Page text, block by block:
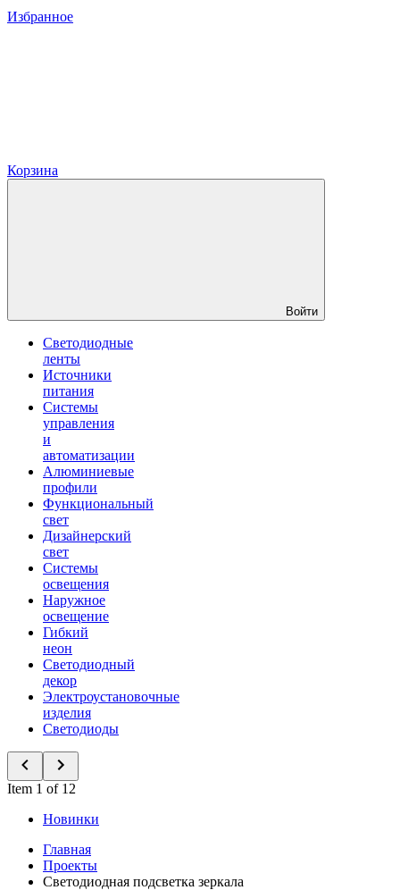
Избранное
Корзина
Войти
Светодиодные
ленты
Источники
питания
Системы
управления
и
автоматизации
Алюминиевые
профили
Функциональный
свет
Дизайнерский
свет
Системы
освещения
Наружное
освещение
Гибкий
неон
Светодиодный
декор
Электроустановочные
изделия
Светодиоды
Item 1 of 12
Новинки
Главная
Проекты
Светодиодная подсветка зеркала